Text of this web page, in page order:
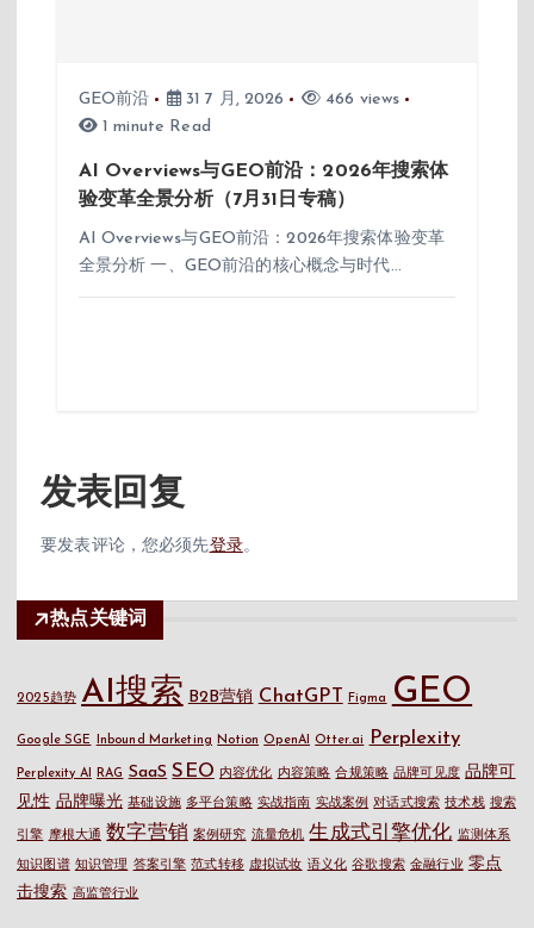
GEO前沿 31 7 月, 2026
466 views
1 minute Read
AI Overviews与GEO前沿：2026年搜索体
验变革全景分析（7月31日专稿）
AI Overviews与GEO前沿：2026年搜索体验变革
全景分析 一、GEO前沿的核心概念与时代…
发表回复
要发表评论，您必须先登录。
热点关键词
2025趋势 AI搜索 B2B营销 ChatGPT Figma GEO
Google SGE Inbound Marketing Notion OpenAI Otter.ai Perplexity
Perplexity AI RAG SaaS SEO 内容优化 内容策略 合规策略 品牌可见度 品牌可
见性 品牌曝光 基础设施 多平台策略 实战指南 实战案例 对话式搜索 技术栈 搜索
引擎 摩根大通 数字营销 案例研究 流量危机 生成式引擎优化 监测体系
知识图谱 知识管理 答案引擎 范式转移 虚拟试妆 语义化 谷歌搜索 金融行业 零点
击搜索 高监管行业